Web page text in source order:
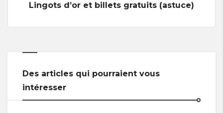
Lingots d’or et billets gratuits (astuce)
Des articles qui pourraient vous
intéresser